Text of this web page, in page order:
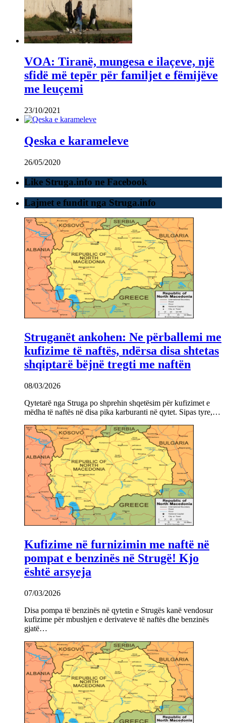
VOA: Tiranë, mungesa e ilaçeve, një
sfidë më tepër për familjet e fëmijëve
me leuçemi
23/10/2021
Qeska e karameleve
26/05/2020
Like Struga.info ne Facebook
Lajmet e fundit nga Struga.info
Struganët ankohen: Ne përballemi me
kufizime të naftës, ndërsa disa shtetas
shqiptarë bëjnë tregti me naftën
08/03/2026
Qytetarë nga Struga po shprehin shqetësim për kufizimet e
mëdha të naftës në disa pika karburanti në qytet. Sipas tyre,…
Kufizime në furnizimin me naftë në
pompat e benzinës në Strugë! Kjo
është arsyeja
07/03/2026
Disa pompa të benzinës në qytetin e Strugës kanë vendosur
kufizime për mbushjen e derivateve të naftës dhe benzinës
gjatë…